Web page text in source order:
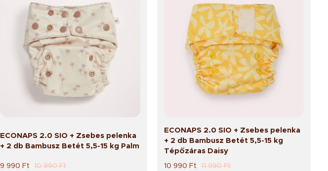
ECONAPS 2.0 SIO + Zsebes pelenka
+ 2 db Bambusz Betét 5,5-15 kg Palm
9 990 Ft 10 990Ft
ECONAPS 2.0 SIO + Zsebes pelenka
+ 2 db Bambusz Betét 5,5-15 kg
Tépőzáras Daisy
10 990 Ft 11 990Ft